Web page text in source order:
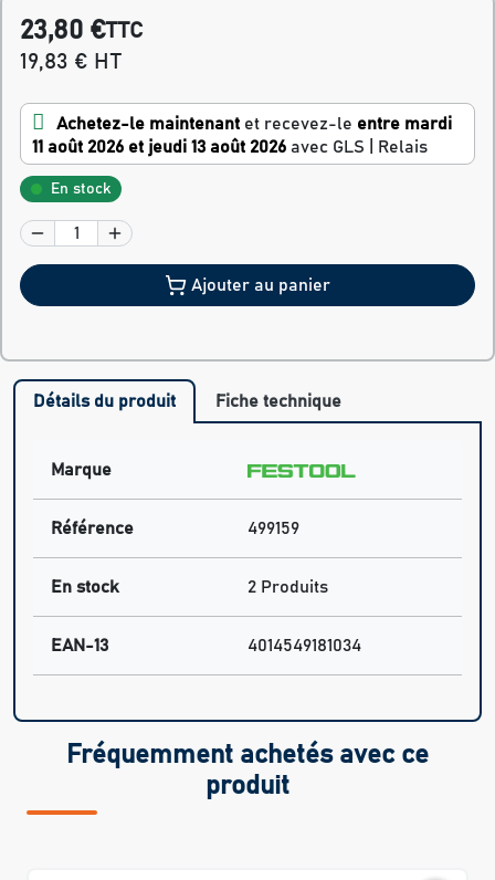
23,80 €TTC
19,83 € HT
Achetez-le maintenant et recevez-le entre mardi
11 août 2026 et jeudi 13 août 2026 avec GLS | Relais
En stock
Ajouter au panier
Détails du produit Fiche technique
Marque
Référence 499159
En stock 2 Produits
EAN-13 4014549181034
Fréquemment achetés avec ce
produit